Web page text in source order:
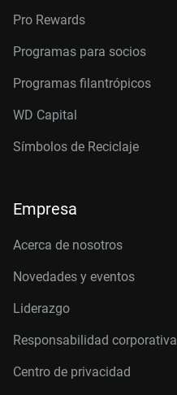
Pro Rewards
Programas para socios
Programas filantrópicos
WD Capital
Símbolos de Reciclaje
Empresa
Acerca de nosotros
Novedades y eventos
Liderazgo
Responsabilidad corporativa
Centro de privacidad